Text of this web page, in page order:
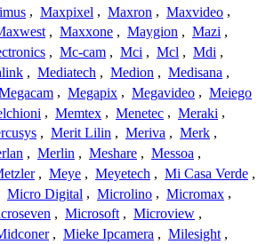
, Maxpixel , Maxron , Maxvideo ,
, Maxxone , Maygion , Mazi ,
, Mc-cam , Mci , Mcl , Mdi ,
, Mediatech , Medion , Medisana ,
, Megapix , Megavideo , Meiego
, Memtex , Menetec , Meraki ,
, Merit Lilin , Meriva , Merk ,
, Merlin , Meshare , Messoa ,
, Meye , Meyetech , Mi Casa Verde ,
Micro Digital , Microlino , Micromax ,
, Microsoft , Microview ,
, Mieke Ipcamera , Milesight ,